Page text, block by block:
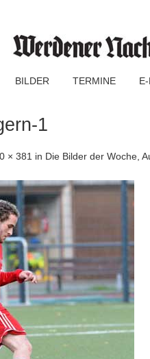
BILDER TERMINE
1
× 381 in Die Bilder der Woche,